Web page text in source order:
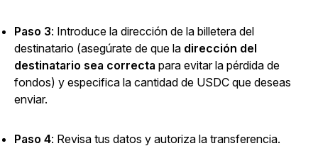
Paso 3: Introduce la dirección de la billetera del
destinatario (asegúrate de que la dirección del
destinatario sea correcta para evitar la pérdida de
fondos) y especifica la cantidad de USDC que deseas
enviar.
Paso 4: Revisa tus datos y autoriza la transferencia.